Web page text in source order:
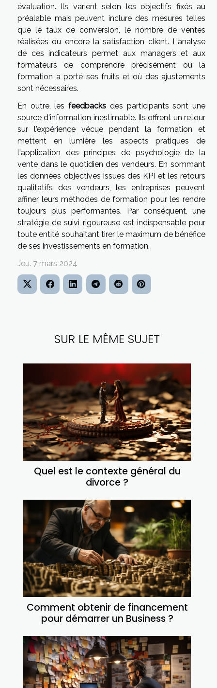
SUR LE MÊME SUJET
Quel est le contexte général du
divorce ?
Comment obtenir de financement
pour démarrer un Business ?
évaluation. Ils varient selon les objectifs fixés au
préalable mais peuvent inclure des mesures telles
que le taux de conversion, le nombre de ventes
réalisées ou encore la satisfaction client. L'analyse
de ces indicateurs permet aux managers et aux
formateurs de comprendre précisément où la
formation a porté ses fruits et où des ajustements
sont nécessaires.
En outre, lesfeedbacks des participants sont une
source d'information inestimable. Ils offrent un retour
sur l'expérience vécue pendant la formation et
mettent en lumière les aspects pratiques de
l'application des principes de psychologie de la
vente dans le quotidien des vendeurs. En sommant
les données objectives issues des KPI et les retours
qualitatifs des vendeurs, les entreprises peuvent
affiner leurs méthodes de formation pour les rendre
toujours plus performantes. Par conséquent, une
stratégie de suivi rigoureuse est indispensable pour
toute entité souhaitant tirer le maximum de bénéfice
de ses investissements en formation.
Jeu. 7 mars 2024